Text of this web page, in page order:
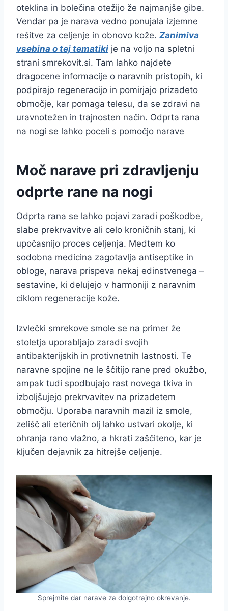
oteklina in bolečina otežijo že najmanjše gibe.
Vendar pa je narava vedno ponujala izjemne
rešitve za celjenje in obnovo kože. Zanimiva
vsebina o tej tematiki je na voljo na spletni
strani smrekovit.si. Tam lahko najdete
dragocene informacije o naravnih pristopih, ki
podpirajo regeneracijo in pomirjajo prizadeto
območje, kar pomaga telesu, da se zdravi na
uravnotežen in trajnosten način. Odprta rana
na nogi se lahko poceli s pomočjo narave
Moč narave pri zdravljenju
odprte rane na nogi
Odprta rana se lahko pojavi zaradi poškodbe,
slabe prekrvavitve ali celo kroničnih stanj, ki
upočasnijo proces celjenja. Medtem ko
sodobna medicina zagotavlja antiseptike in
obloge, narava prispeva nekaj edinstvenega –
sestavine, ki delujejo v harmoniji z naravnim
ciklom regeneracije kože.
Izvlečki smrekove smole se na primer že
stoletja uporabljajo zaradi svojih
antibakterijskih in protivnetnih lastnosti. Te
naravne spojine ne le ščitijo rane pred okužbo,
ampak tudi spodbujajo rast novega tkiva in
izboljšujejo prekrvavitev na prizadetem
območju. Uporaba naravnih mazil iz smole,
zelišč ali eteričnih olj lahko ustvari okolje, ki
ohranja rano vlažno, a hkrati zaščiteno, kar je
ključen dejavnik za hitrejše celjenje.
Sprejmite dar narave za dolgotrajno okrevanje.